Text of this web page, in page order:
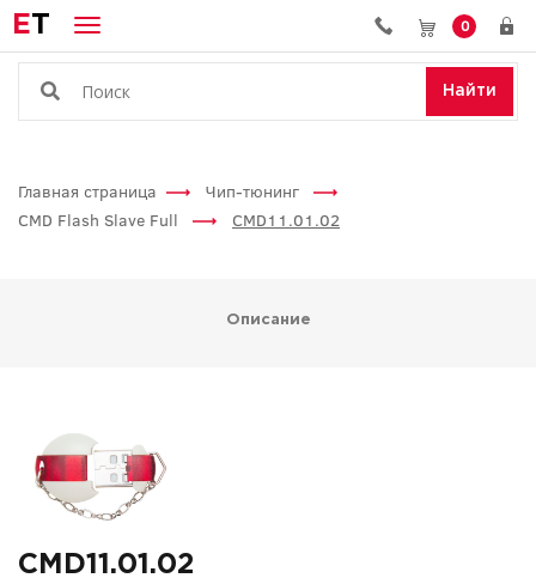
ET 0
Найти
Главная страница
Чип-тюнинг
CMD Flash Slave Full
CMD11.01.02
Описание
CMD11.01.02